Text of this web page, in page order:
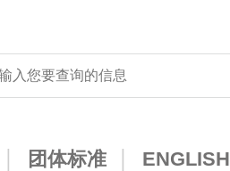
团体标准 ENGLISH